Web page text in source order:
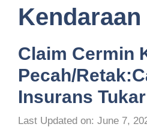
Kendaraan
Claim Cermin
Pecah/
Insurans
Last Updated on: June 7,